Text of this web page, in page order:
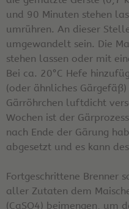
und 90 Minuten stehen
umrühren. An dieser
umgewandelt sein. Die
stehen lassen oder mit
Bei ca. 20°C Hefe
(oder ähnliches
Gärröhrchen luftdicht
Wochen ist der
nach Ende der Gärung
abgesetzt und es kann
Fortgeschrittene Brenner
aller Zutaten dem
(CaSO4) beimengen, um